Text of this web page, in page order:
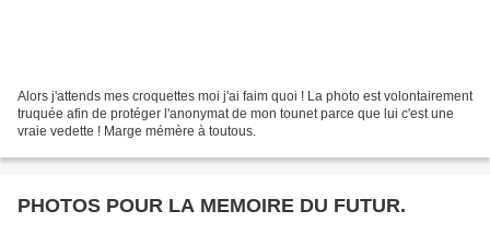
Alors j'attends mes croquettes moi j'ai faim quoi ! La photo est volontairement
truquée afin de protéger l'anonymat de mon tounet parce que lui c'est une
vraie vedette ! Marge mémère à toutous.
PHOTOS POUR LA MEMOIRE DU FUTUR.